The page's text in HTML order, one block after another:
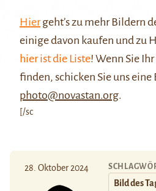
Hiergeht’s zu mehr Bildern
einige davon kaufen und zu
hier ist die Liste! Wenn Sie
finden, schicken Sie uns eine
photo@novastan.org.
[/sc
28. Oktober 2024
Bild des